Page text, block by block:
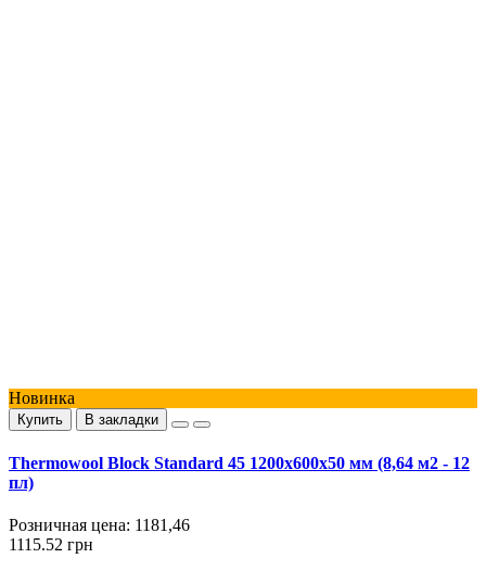
Новинка
Купить В закладки
Thermowool Block Standard 45 1200x600x50 мм (8,64 м2 - 12
пл)
Розничная цена: 1181,46
1115.52 грн